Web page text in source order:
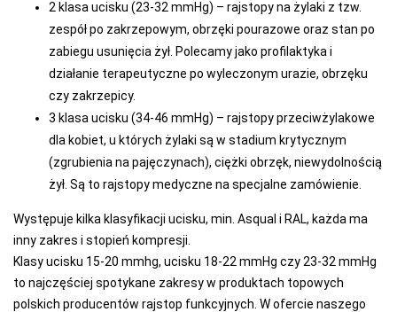
2 klasa ucisku (23-32 mmHg) – rajstopy na żylaki z tzw.
zespół po zakrzepowym, obrzęki pourazowe oraz stan po
zabiegu usunięcia żył. Polecamy jako profilaktyka i
działanie terapeutyczne po wyleczonym urazie, obrzęku
czy zakrzepicy.
3 klasa ucisku (34-46 mmHg) – rajstopy przeciwżylakowe
dla kobiet, u których żylaki są w stadium krytycznym
(zgrubienia na pajęczynach), ciężki obrzęk, niewydolnością
żył. Są to rajstopy medyczne na specjalne zamówienie.
Występuje kilka klasyfikacji ucisku, min. Asqual i RAL, każda ma
inny zakres i stopień kompresji.
Klasy ucisku 15-20 mmhg, ucisku 18-22 mmHg czy 23-32 mmHg
to najczęściej spotykane zakresy w produktach topowych
polskich producentów rajstop funkcyjnych. W ofercie naszego